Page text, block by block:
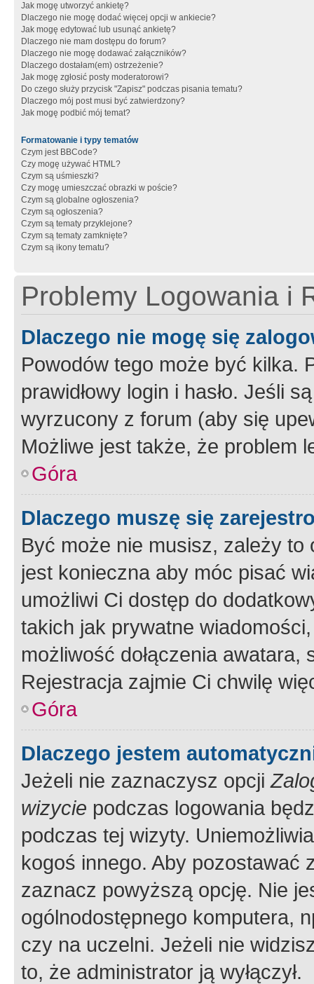
Jak mogę utworzyć ankietę?
Dlaczego nie mogę dodać więcej opcji w ankiecie?
Jak mogę edytować lub usunąć ankietę?
Dlaczego nie mam dostępu do forum?
Dlaczego nie mogę dodawać załączników?
Dlaczego dostałam(em) ostrzeżenie?
Jak mogę zgłosić posty moderatorowi?
Do czego służy przycisk "Zapisz" podczas pisania tematu?
Dlaczego mój post musi być zatwierdzony?
Jak mogę podbić mój temat?
Formatowanie i typy tematów
Czym jest BBCode?
Czy mogę używać HTML?
Czym są uśmieszki?
Czy mogę umieszczać obrazki w poście?
Czym są globalne ogłoszenia?
Czym są ogłoszenia?
Czym są tematy przyklejone?
Czym są tematy zamknięte?
Czym są ikony tematu?
Problemy Logowania i
Dlaczego nie mogę się
Powodów tego może być kilka.
prawidłowy login i hasło. Jeśli
wyrzucony z forum (aby się
Możliwe jest także, że problem
Góra
Dlaczego muszę się
Być może nie musisz, zależy
jest konieczna aby móc pisać
umożliwi Ci dostęp do
takich jak prywatne
możliwość dołączenia
Rejestracja zajmie Ci chwilę
Góra
Dlaczego jestem
Jeżeli nie zaznaczysz opcji
wizycie podczas logowania
podczas tej wizyty.
kogoś innego. Aby pozostawać
zaznacz powyższą opcję. Nie
ogólnodostępnego komputera,
czy na uczelni. Jeżeli nie
to, że administrator ją wyłączył.